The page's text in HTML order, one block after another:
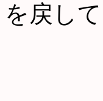
を戻して